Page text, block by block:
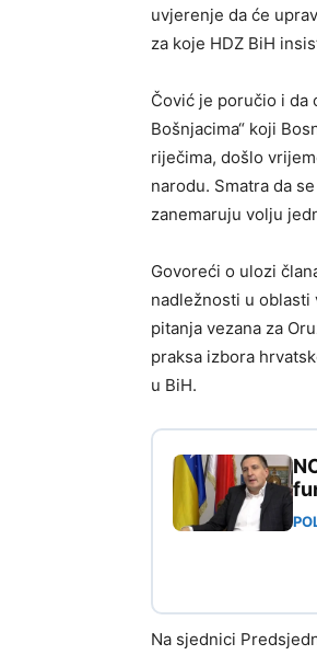
uvjerenje da će
za koje HDZ BiH
Čović je poručio i da
Bošnjacima“ koji
riječima, došlo
narodu. Smatra da
zanemaruju volju
Govoreći o ulozi
nadležnosti u
pitanja vezana za
praksa izbora
u BiH.
Na sjednici